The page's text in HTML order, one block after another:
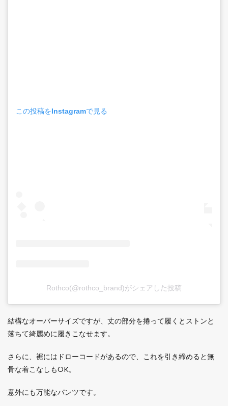
この投稿をInstagramで見る
Rothco(@rothco_brand)がシェアした投稿
結構なオーバーサイズですが、丈の部分を捲って履くとストンと
落ちて綺麗めに履きこなせます。
さらに、裾にはドローコードがあるので、これを引き締めると無
骨な着こなしもOK。
意外にも万能なパンツです。